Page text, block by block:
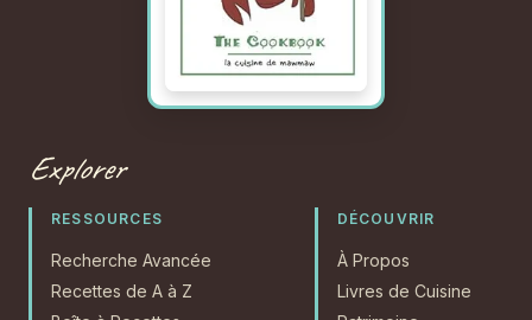
Explorer
RESSOURCES
Recherche Avancée
Recettes de A à Z
DÉCOUVRIR
À Propos
Livres de Cuisine